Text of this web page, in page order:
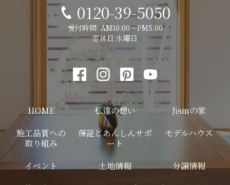
0120-39-5050
受付時間: AM10:00～PM5:00
定休日:水曜日
HOME 私達の想い
Jismの家
施工品質への
取り組み
保証とあんしんサポ
ート
モデルハウス
イベント 土地情報
分譲情報